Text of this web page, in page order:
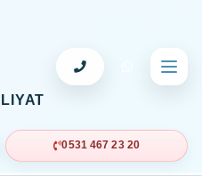
0531 467 23 20